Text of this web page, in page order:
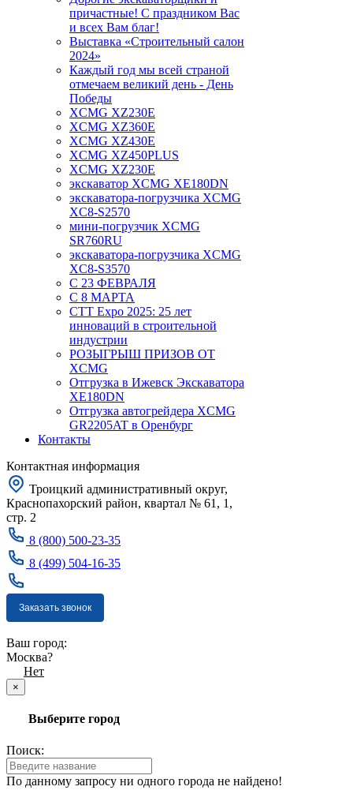
причастные! С праздником Вас
и всех Вам благ!
Выставка «Строительный салон
2024»
Каждый год мы всей страной
отмечаем великий день - День
Победы
XCMG XZ230E
XCMG XZ360E
XCMG XZ430E
XCMG XZ450PLUS
XCMG XZ230E
экскаватор XCMG XE180DN
экскаватора-погрузчика XCMG
XC8-S2570
мини-погрузчик XCMG
SR760RU
экскаватора-погрузчика XCMG
XC8-S3570
С 23 ФЕВРАЛЯ
С 8 МАРТА
CTT Expo 2025: 25 лет
инноваций в строительной
индустрии
РОЗЫГРЫШ ПРИЗОВ ОТ
XCMG
Отгрузка в Ижевск Экскаватора
XE180DN
Отгрузка автогрейдера XCMG
GR2205AT в Оренбург
Контакты
Контактная информация
Троицкий административный округ,
Краснопахорский район, квартал № 61, 1,
стр. 2
8 (800) 500-23-35
8 (499) 504-16-35
Заказать звонок
Ваш город:
Москва?
Нет
×
Выберите город
Поиск:
По данному запросу ни одного города не найдено!